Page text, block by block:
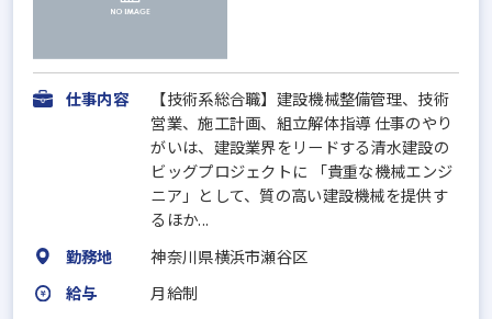
仕事内容
【技術系総合職】建設機械整備管理、技術
営業、施工計画、組立解体指導 仕事のやり
がいは、建設業界をリードする清水建設の
ビッグプロジェクトに 「貴重な機械エンジ
ニア」として、質の高い建設機械を提供す
るほか...
勤務地
神奈川県横浜市瀬谷区
給与
月給制